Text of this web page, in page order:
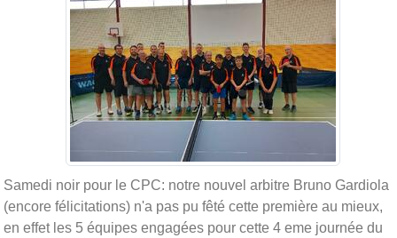
Samedi noir pour le CPC: notre nouvel arbitre Bruno Gardiola
(encore félicitations) n'a pas pu fêté cette première au mieux,
en effet les 5 équipes engagées pour cette 4 eme journée du